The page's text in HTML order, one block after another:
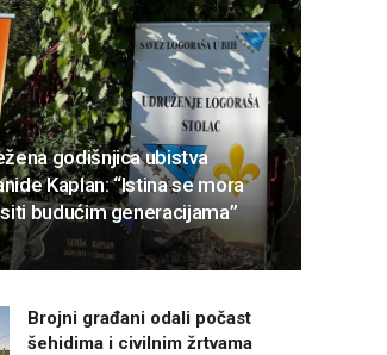
godišnjica ubistva
Kaplan: “Istina se mora
budućim generacijama”
Brojni građani odali počast
šehidima i civilnim žrtvama